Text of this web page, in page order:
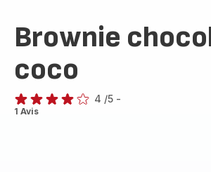
Brownie
coco
Avis
4 /5 -
1 Avis